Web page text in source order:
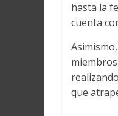
hasta la
cuenta
que